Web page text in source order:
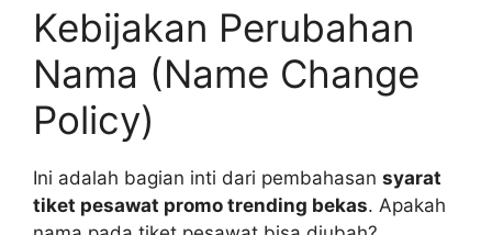
Kebijakan Perubahan
Nama (Name Change
Policy)
Ini adalah bagian inti dari pembahasan syarat
tiket pesawat promo trending bekas. Apakah